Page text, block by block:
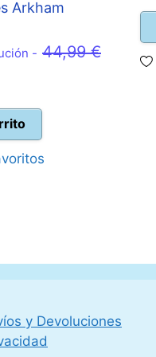
Arkham
- 44,99€
€.
y Devoluciones